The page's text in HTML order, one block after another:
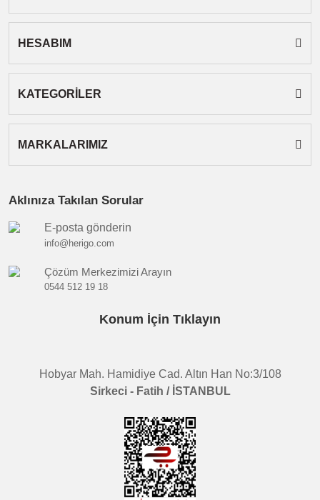
Gönder
HESABIM
KATEGORİLER
MARKALARIMIZ
Aklınıza Takılan Sorular
E-posta gönderin
info@herigo.com
Çözüm Merkezimizi Arayın
0544 512 19 18
Konum İçin Tıklayın
Hobyar Mah. Hamidiye Cad. Altın Han No:3/108
Sirkeci - Fatih / İSTANBUL